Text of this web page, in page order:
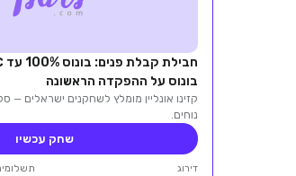
בונוס על ההפקדה הראשונה
קזינו אונליין מומלץ לשחקנים ישראלים —
נוחים.
שחק עכשיו
דירוג